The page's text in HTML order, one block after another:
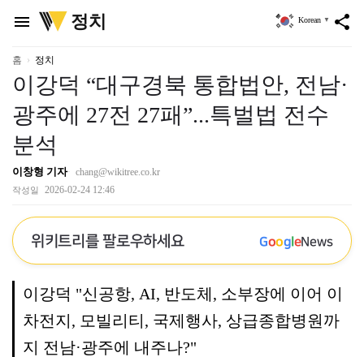
menu
위
키
정치 share
Korean ▼
홈 정치
이강덕 “대구경북 통합법안, 전남·
광주에 27전 27패”...특벌법 전수
분석
이창형 기자 chang@wikitree.co.kr
작성일 2026-02-24 12:46
위키트리를 팔로우하세요 GoogleNews
이강덕 "신공항, AI, 반도체, 소부장에 이어 이
차전지, 모빌리티, 국제행사, 상급종합병원까
지 전남·광주에 내주나?"